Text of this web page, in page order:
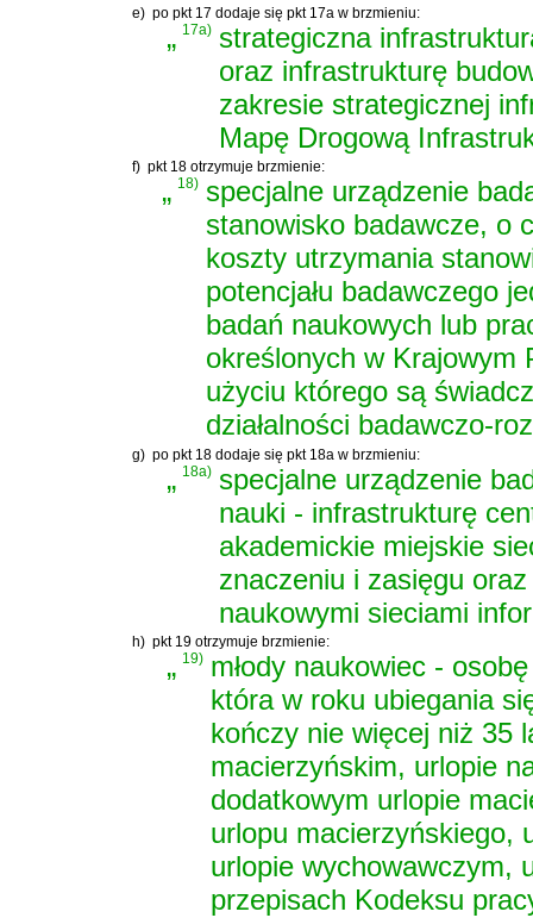
e) po pkt 17 dodaje się pkt 17a w brzmieniu:
„17a) strategiczna
oraz infrastrukturę
zakresie strategicznej
Mapę Drogową
f) pkt 18 otrzymuje brzmienie:
„18) specjalne urządzenie
stanowisko badawcze, o
koszty utrzymania
potencjału badawczego
badań naukowych lub
określonych w Krajowym
użyciu którego są
działalności badawczo-
g) po pkt 18 dodaje się pkt 18a w brzmieniu:
„18a) specjalne urządzenie
nauki - infrastrukturę
akademickie miejskie
znaczeniu i zasięgu
naukowymi sieciami
h) pkt 19 otrzymuje brzmienie:
„19) młody naukowiec -
która w roku ubiegania
kończy nie więcej niż 35
macierzyńskim, urlopie
dodatkowym urlopie
urlopu macierzyńskiego,
urlopie wychowawczym,
przepisach Kodeksu